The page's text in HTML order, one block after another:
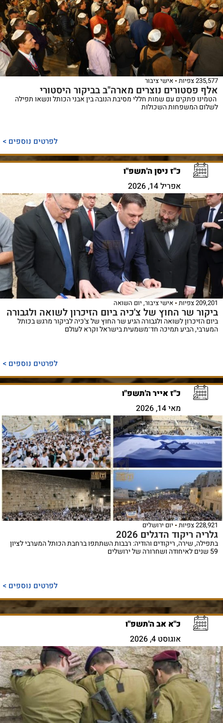
235,577 צפיות אישי ציבור
אלף פסטורים נוצרים מארה"ב בביקור היסטורי
הטמינו פתקים עם שמות חללי מסיבת הנובה בין אבני הכותל ונשאו תפילה
לשלום המשפחות השכולות
לפרטים נוספים >
כ"ז ניסן ה'תשפ"ו
אפריל 14, 2026
209,201 צפיות אישי ציבור, יום השואה
ביקור שר החוץ של צ'כיה ביום הזיכרון לשואה ולגבורה
ביום הזיכרון לשואה ולגבורה הגיע שר החוץ של צ'כיה לביקור מרגש בכותל
המערבי, הביע תמיכה חד־משמעית בישראל וקרא לעולם
לפרטים נוספים >
כ"ז אייר ה'תשפ"ו
מאי 14, 2026
228,921 צפיות יום ירושלים
גלריה ריקוד הדגלים 2026
בתפילה, שירה, ריקודים והודיה: רבבות השתתפו ברחבת הכותל המערבי לציון
59 שנים לאיחודה ושחרורה של ירושלים
לפרטים נוספים >
כ"א אב ה'תשפ"ו
אוגוסט 4, 2026